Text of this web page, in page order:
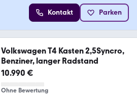
Kontakt Parken
Volkswagen T4 Kasten 2,5Syncro,
Benziner, langer Radstand
10.990 €
Ohne Bewertung